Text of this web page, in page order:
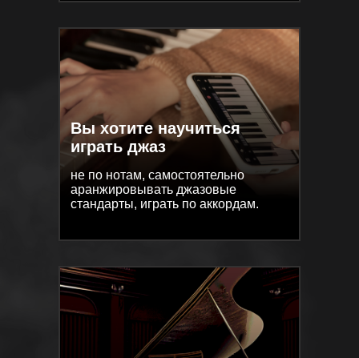
Вы хотите научиться
играть джаз
не по нотам, самостоятельно
аранжировывать джазовые
стандарты, играть по аккордам.
Вы хотите научиться
играть джаз
не по нотам, самостоятельно
аранжировывать джазовые
стандарты, играть по аккордам.